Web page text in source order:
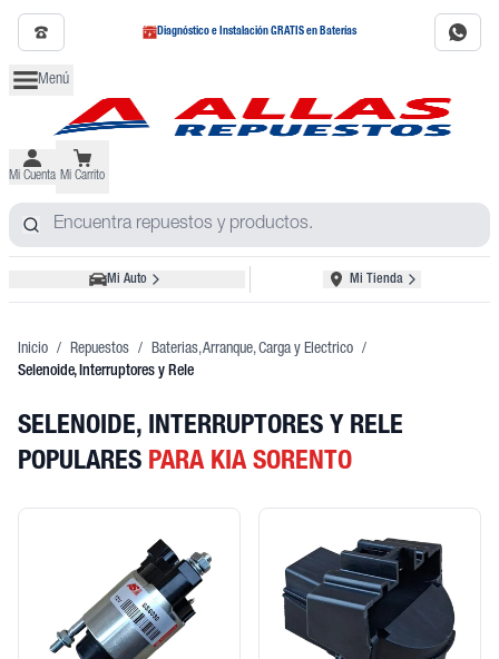
Diagnóstico e Instalación GRATIS en Baterías
Menú
Mi Cuenta Mi Carrito
Mi Auto Mi Tienda
Inicio / Repuestos / Baterias, Arranque, Carga y Electrico /
Selenoide, Interruptores y Rele
SELENOIDE, INTERRUPTORES Y RELE
POPULARES PARA KIA SORENTO